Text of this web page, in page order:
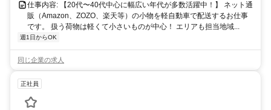
仕事内容: 【20代〜40代中心に幅広い年代が多数活躍中！】 ネット通
販（Amazon、ZOZO、楽天等）の小物を軽自動車で配送するお仕事
です。 扱う荷物は軽くて小さいものが中心！ エリアも担当地域...
週1日からOK
同じ企業の求人
正社員